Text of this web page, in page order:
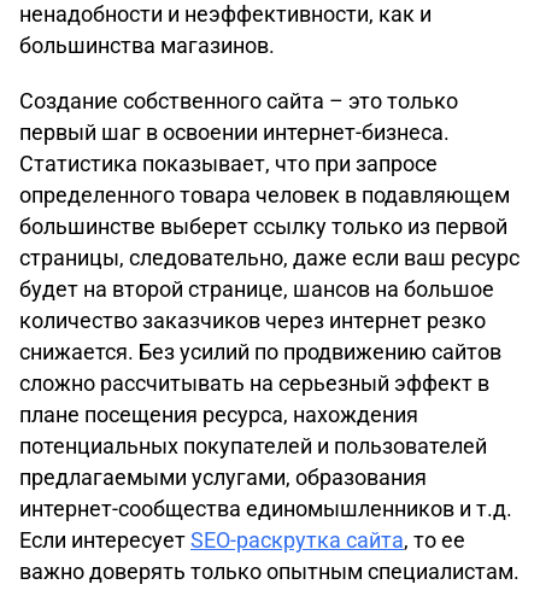
ненадобности и неэффективности, как и
большинства магазинов.
Создание собственного сайта – это только
первый шаг в освоении интернет-бизнеса.
Статистика показывает, что при запросе
определенного товара человек в подавляющем
большинстве выберет ссылку только из первой
страницы, следовательно, даже если ваш ресурс
будет на второй странице, шансов на большое
количество заказчиков через интернет резко
снижается. Без усилий по продвижению сайтов
сложно рассчитывать на серьезный эффект в
плане посещения ресурса, нахождения
потенциальных покупателей и пользователей
предлагаемыми услугами, образования
интернет-сообщества единомышленников и т.д.
Если интересуетSEO-раскрутка сайта, то ее
важно доверять только опытным специалистам.